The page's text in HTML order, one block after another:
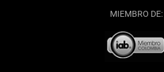
MIEMBRO DE: